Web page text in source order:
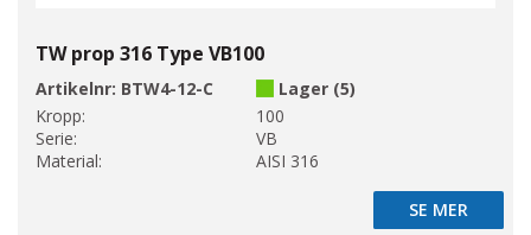
TW prop 316 Type VB100
Artikelnr: BTW4-12-C
Lager (5)
Kropp:
100
Serie:
VB
Material:
AISI 316
SE MER
SE MER